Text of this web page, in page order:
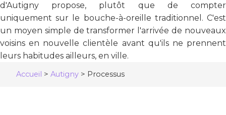
d'Autigny propose, plutôt que de compter
uniquement sur le bouche-à-oreille traditionnel. C'est
un moyen simple de transformer l'arrivée de nouveaux
voisins en nouvelle clientèle avant qu'ils ne prennent
leurs habitudes ailleurs, en ville.
Accueil > Autigny > Processus